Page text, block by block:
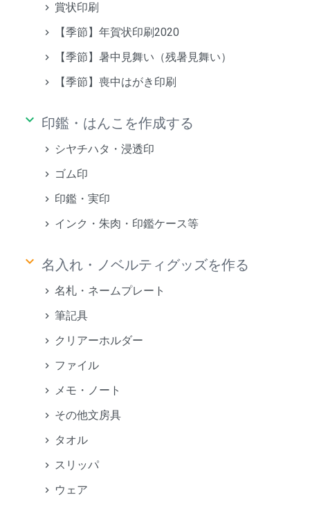
賞状印刷
【季節】年賀状印刷2020
【季節】暑中見舞い（残暑見舞い）
【季節】喪中はがき印刷
keyboard_arrow_down 印鑑・はんこを作成する
シヤチハタ・浸透印
ゴム印
印鑑・実印
インク・朱肉・印鑑ケース等
keyboard_arrow_down 名入れ・ノベルティグッズを作る
名札・ネームプレート
筆記具
クリアーホルダー
ファイル
メモ・ノート
その他文房具
タオル
スリッパ
ウェア